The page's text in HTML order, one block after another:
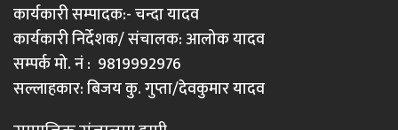
कार्यकारी सम्पादक:- चन्दा यादव
कार्यकारी निर्देशक/ संचालक: आलोक यादव
सम्पर्क मो. नं : 9819992976
सल्लाहकार: बिजय कु. गुप्ता/देवकुमार यादव